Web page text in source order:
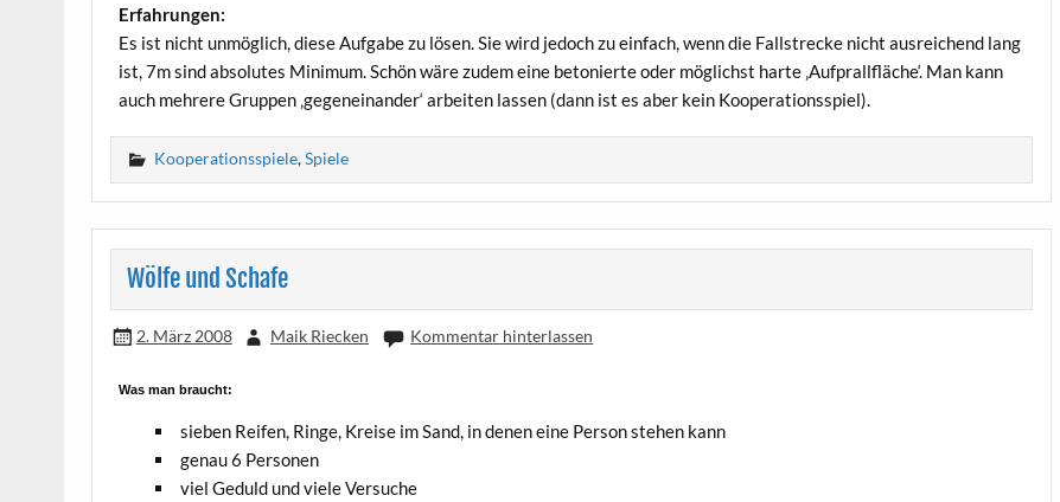
Erfah­run­gen:
Es ist nicht unmög­lich, die­se Auf­ga­be zu lösen. Sie wird jedoch zu ein­fach, wenn die Fall­stre­cke nicht aus­rei­chend lang
ist, 7m sind abso­lu­tes Mini­mum. Schön wäre zudem eine beto­nier­te oder mög­lichst har­te ‚Auf­prall­flä­che‘. Man kann
auch meh­re­re Grup­pen ‚gegen­ein­an­der‘ arbei­ten las­sen (dann ist es aber kein Kooperationsspiel).
Kooperationsspiele,Spiele
Wölfe und Schafe
2. März 2008 Maik Riecken Kommentar hinterlassen
Was man braucht:
sie­ben Rei­fen, Rin­ge, Krei­se im Sand, in denen eine Per­son ste­hen kann
genau 6 Personen
viel Geduld und vie­le Versuche